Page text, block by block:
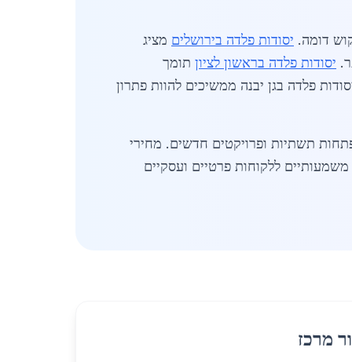
דומה. יסודות פלדה בירושלים מציג
יסודות פלדה בראשון לציון תומך
מגוונים. המחירים בשקלים בלבד משקפים תנודות שוק עולמי אך נשארים יציבים יחסית ב 2026. יסודות פלדה בגן יבנה ממשיכים להוות פתרון
תשתיות ופרויקטים חדשים. מחירי
ללקוחות פרטיים ועסקיים
מרכז